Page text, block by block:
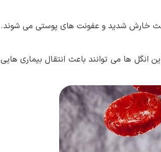
خارش شدید و عفونت های پوستی می شوند.
ها می توانند باعث انتقال بیماری هایی